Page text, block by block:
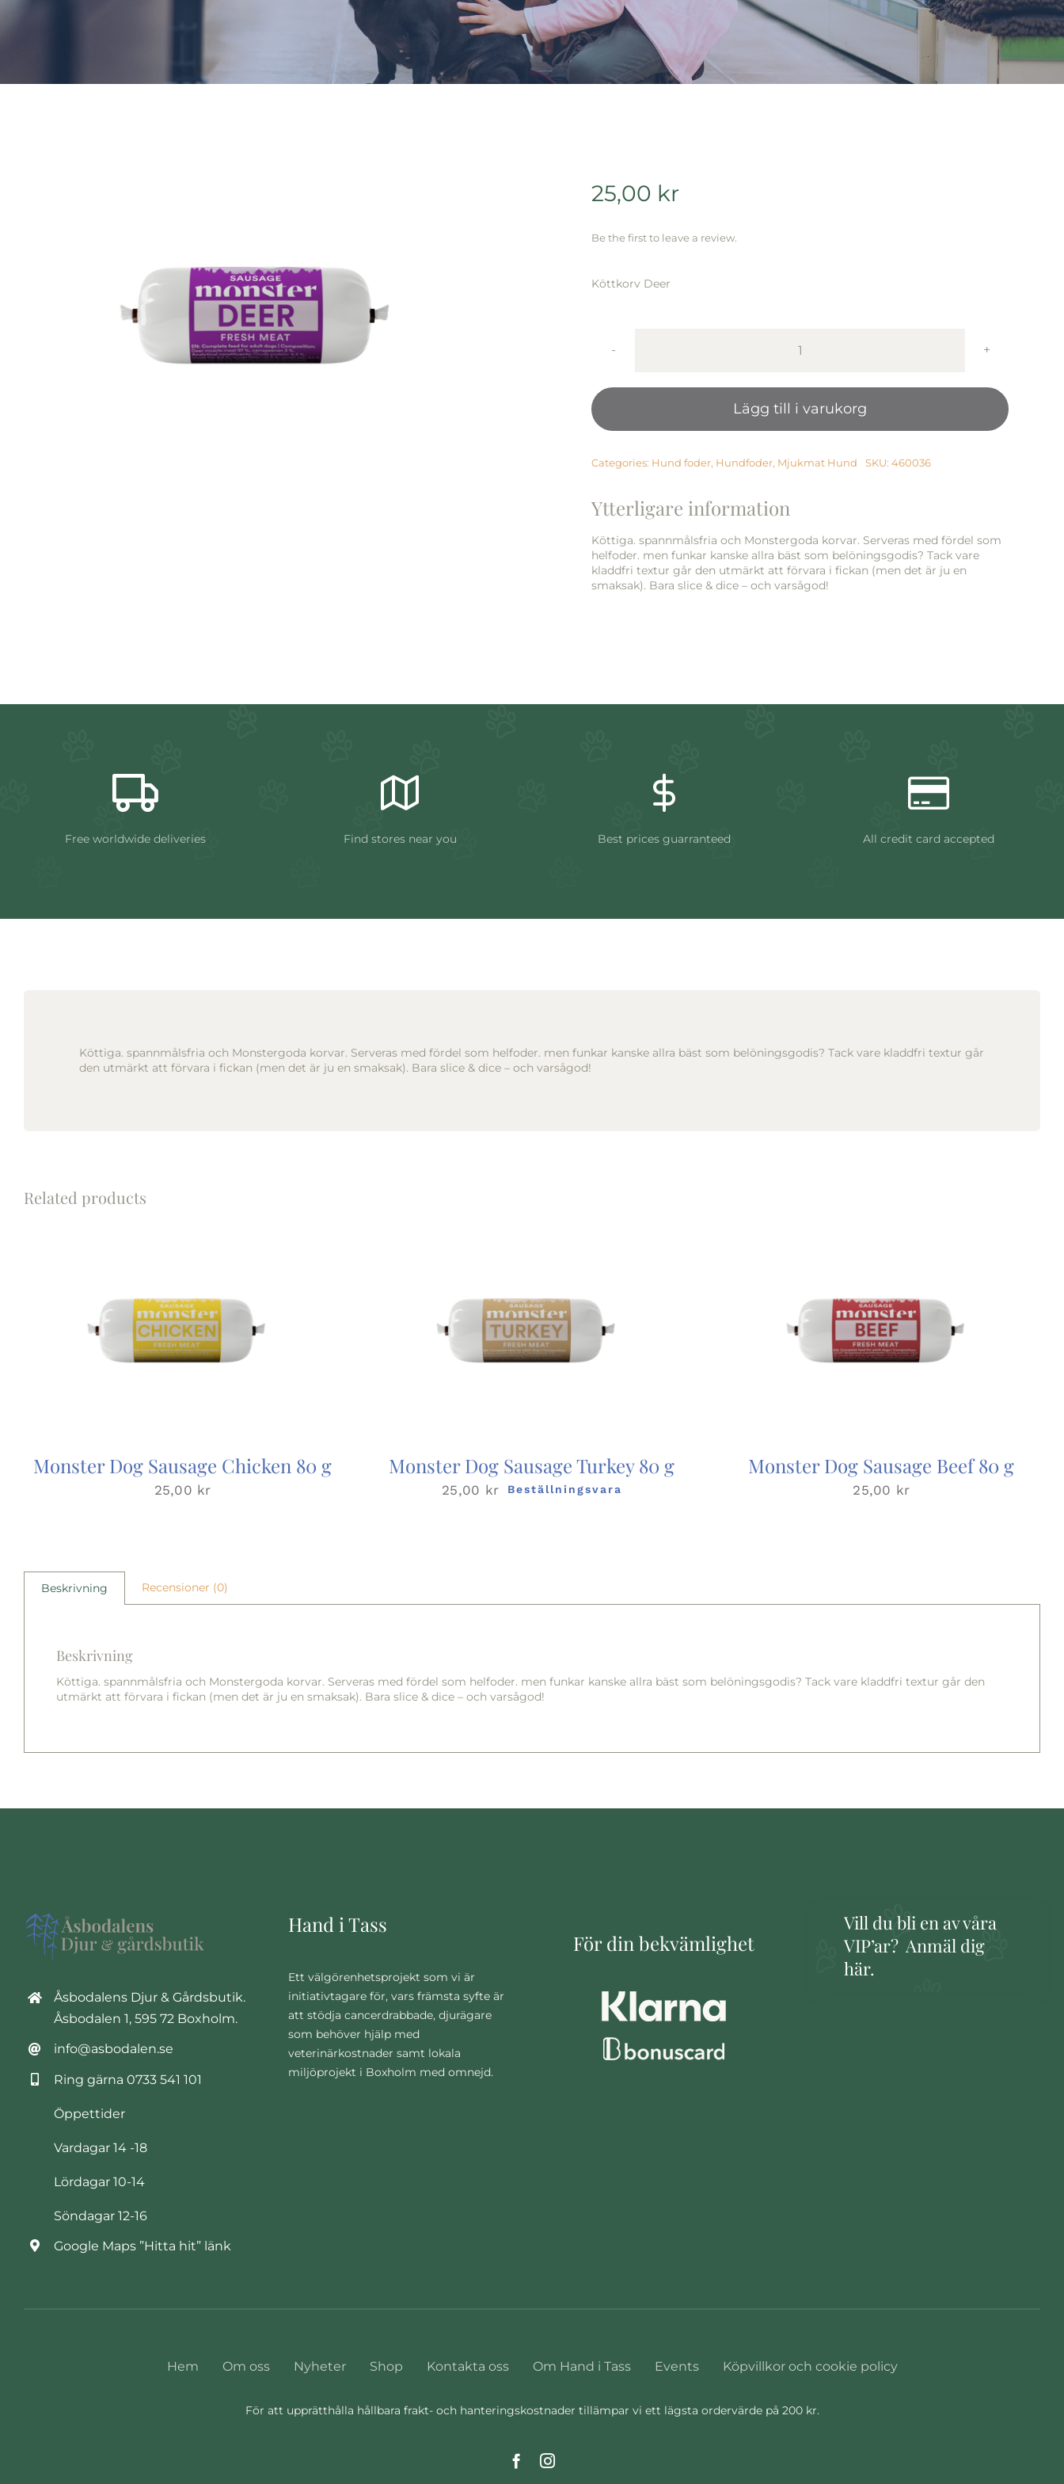
25,00 kr
Be the first to leave a review.
Köttkorv Deer
Monster
Sausage
Deer
Lägg till i varukorg
Categories: Hund foder, Hundfoder, Mjukmat Hund SKU: 460036
Ytterligare information
Köttiga. spannmålsfria och Monstergoda korvar. Serveras med fördel som
helfoder. men funkar kanske allra bäst som belöningsgodis? Tack vare
kladdfri textur går den utmärkt att förvara i fickan (men det är ju en
smaksak). Bara slice & dice – och varsågod!
Free worldwide deliveries Find stores near you Best prices guarranteed All credit card accepted
Köttiga. spannmålsfria och Monstergoda korvar. Serveras med fördel som helfoder. men funkar kanske allra bäst som belöningsgodis? Tack vare kladdfri textur går
den utmärkt att förvara i fickan (men det är ju en smaksak). Bara slice & dice – och varsågod!
Related products
Monster Dog Sausage Chicken 80 g
25,00 kr
Monster Dog Sausage Turkey 80 g
25,00 kr Beställningsvara
Monster Dog Sausage Beef 80 g
25,00 kr
Beskrivning Recensioner (0)
Beskrivning
Köttiga. spannmålsfria och Monstergoda korvar. Serveras med fördel som helfoder. men funkar kanske allra bäst som belöningsgodis? Tack vare kladdfri textur går den
utmärkt att förvara i fickan (men det är ju en smaksak). Bara slice & dice – och varsågod!
Åsbodalens Djur & Gårdsbutik.
Åsbodalen 1, 595 72 Boxholm.
info@asbodalen.se
Ring gärna 0733 541 101
Öppettider
Vardagar 14 -18
Lördagar 10-14
Söndagar 12-16
Google Maps ”Hitta hit” länk
Hand i Tass
Ett välgörenhetsprojekt som vi är
initiativtagare för, vars främsta syfte är
att stödja cancerdrabbade, djurägare
som behöver hjälp med
veterinärkostnader samt lokala
miljöprojekt i Boxholm med omnejd.
För din bekvämlighet
Vill du bli en av våra
VIP’ar? Anmäl dig
här.
Hem Om oss Nyheter Shop Kontakta oss Om Hand i Tass Events Köpvillkor och cookie policy
För att upprätthålla hållbara frakt- och hanteringskostnader tillämpar vi ett lägsta ordervärde på 200 kr.